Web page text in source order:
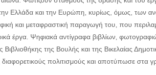
Ελλάδα και την Ευρώπη, κυρίως, όμως, των
και μεταφραστική παραγωγή του, που
έργα. Ψηφιακά αντίγραφα βιβλίων,
της Βουλής και της Βικελαίας
πολιτισμούς και αποτύπωσε στα